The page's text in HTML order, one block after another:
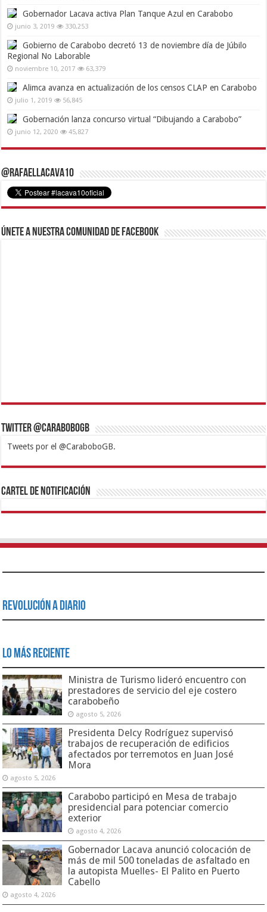
Gobernador Lacava activa Plan Tanque Azul en Carabobo
junio 3, 2019 330,253
Gobierno de Carabobo decretó 13 de noviembre día de Júbilo
Regional No Laborable
noviembre 10, 2017 63,379
Alimca avanza en actualización de los censos CLAP en Carabobo
julio 1, 2019 56,845
Gobernación lanza concurso virtual “Dibujando a Carabobo”
junio 12, 2020 45,827
@RafaelLacava10
Únete a nuestra comunidad de Facebook
Twitter @CaraboboGB
Tweets por el @CaraboboGB.
1xbetBetturkeyBetistKralbetSupertotobetTipobetMatadorbetMariobet
https://mvbcasino.com/
Cartel de Notificación
Revolución a Diario
Lo Más Reciente
Ministra de Turismo lideró encuentro con
prestadores de servicio del eje costero
carabobeño
agosto 5, 2026
Presidenta Delcy Rodríguez supervisó
trabajos de recuperación de edificios
afectados por terremotos en Juan José
Mora
agosto 5, 2026
Carabobo participó en Mesa de trabajo
presidencial para potenciar comercio
exterior
agosto 4, 2026
Gobernador Lacava anunció colocación de
más de mil 500 toneladas de asfaltado en
la autopista Muelles- El Palito en Puerto
Cabello
agosto 4, 2026